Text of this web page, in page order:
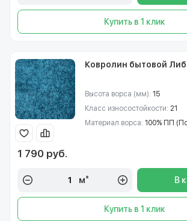
Купить в 1 клик
Ковролин бытовой
Высота ворса (мм): 15
Класс износостойкости: 21
Материал ворса: 100% ПП
1 790 руб.
м² В
Купить в 1 клик